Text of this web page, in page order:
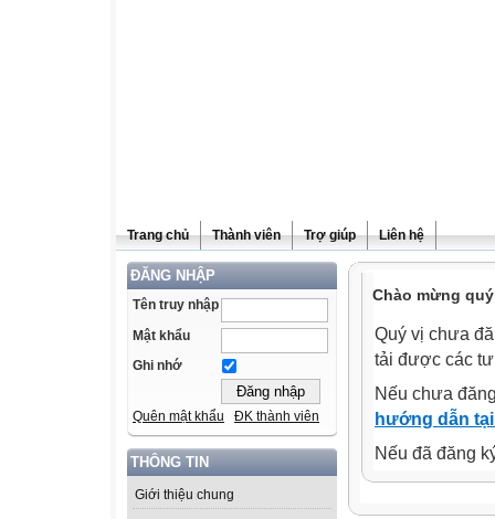
Trang chủ Thành viên Trợ giúp Liên hệ
ĐĂNG NHẬP
Tên truy nhập
Mật khẩu
Ghi nhớ
Quên mật khẩu ĐK thành viên
THÔNG TIN
Giới thiệu chung
Chào mừng
Quý vị chưa
tải được các
Nếu chưa
hướng dẫn
Nếu đã đăng